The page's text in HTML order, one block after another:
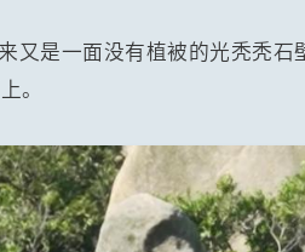
是一面没有植被的光秃秃石
。